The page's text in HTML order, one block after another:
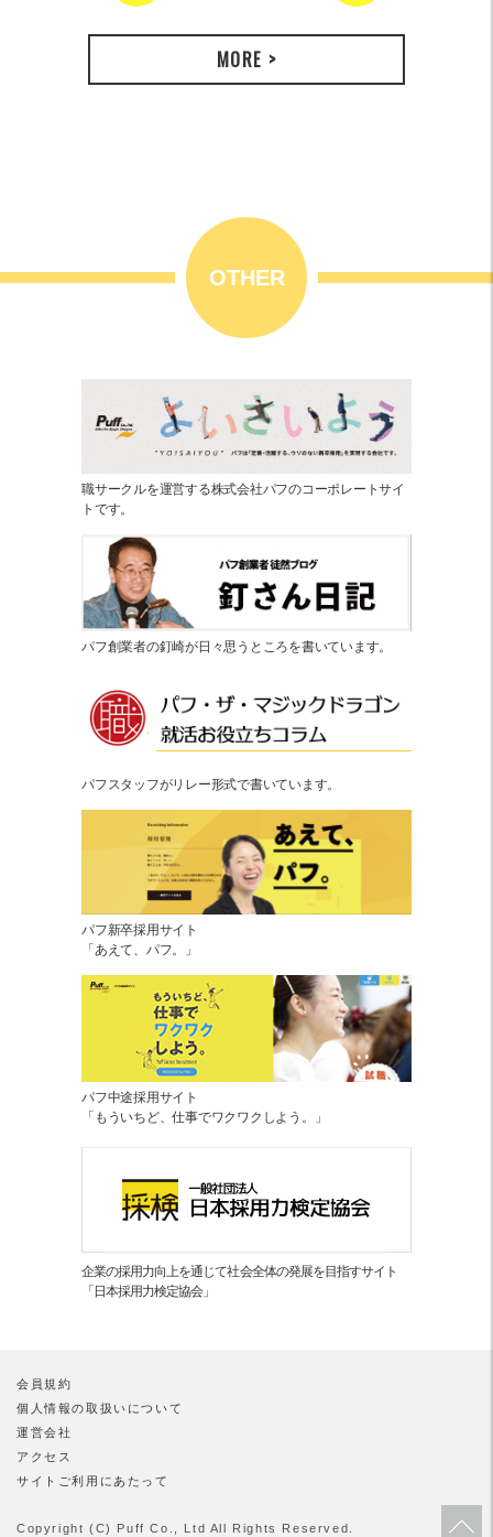
MORE >
OTHER
職サークルを運営する株式会社パフのコーポレートサイ
トです。
パフ創業者の釘崎が日々思うところを書いています。
パフスタッフがリレー形式で書いています。
パフ新卒採用サイト
「あえて、パフ。」
パフ中途採用サイト
「もういちど、仕事でワクワクしよう。」
企業の採用力向上を通じて社会全体の発展を目指すサイト
「日本採用力検定協会」
会員規約
個人情報の取扱いについて
運営会社
アクセス
サイトご利用にあたって
Copyright (C) Puff Co., Ltd All Rights Reserved.